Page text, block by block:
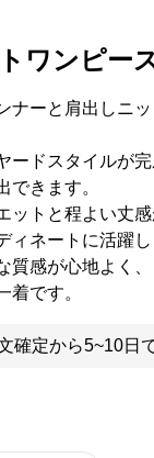
ワンピー
ナーと肩出しニ
ードスタイルが
できます。
ットと程よい丈
ィネートに活躍し
質感が心地よく
着です。
確定から5~10日